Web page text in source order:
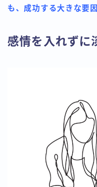
も、成功する大きな要
感情を入れずに